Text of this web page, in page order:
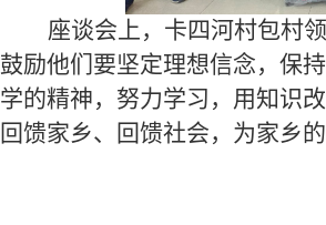
座谈会上，卡四河村包村
鼓励他们要坚定理想信念，保
学的精神，努力学习，用知识
回馈家乡、回馈社会，为家乡